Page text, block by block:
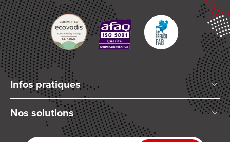
Infos pratiques
Qui sommes-nous ?
Articles et Actualités
Nos solutions
Mélange planétaire